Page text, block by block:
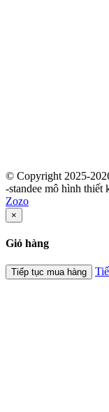
© Copyright 2025-
-standee mô hình
Zozo
×
Giỏ hàng
Tiếp tục mua hàng